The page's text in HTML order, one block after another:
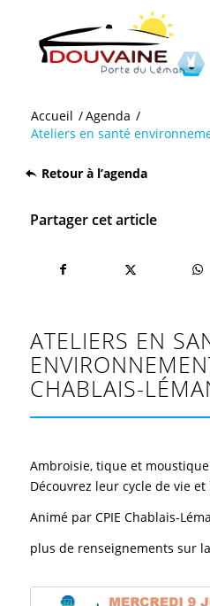
Accueil /Agenda /
Ateliers en santé
Retour à l’agenda
Partager cet article
ATELIERS EN
CHABLAIS-
Ambroisie, tique et
Découvrez leur cycle de vie
Animé par CPIE Chablais-
plus de renseignements sur la